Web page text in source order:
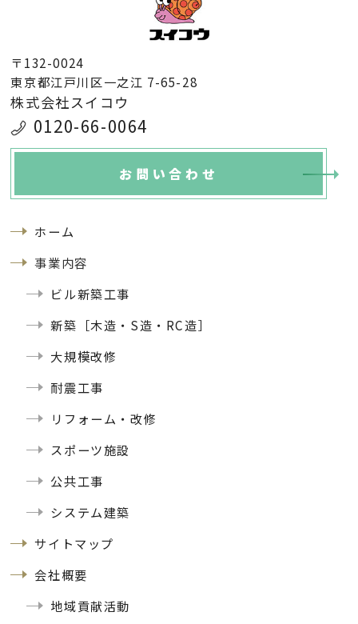
〒132-0024
東京都江戸川区一之江 7-65-28
株式会社スイコウ
0120-66-0064
お問い合わせ
ホーム
事業内容
ビル新築工事
新築［木造・S造・RC造］
大規模改修
耐震工事
リフォーム・改修
スポーツ施設
公共工事
システム建築
サイトマップ
会社概要
地域貢献活動